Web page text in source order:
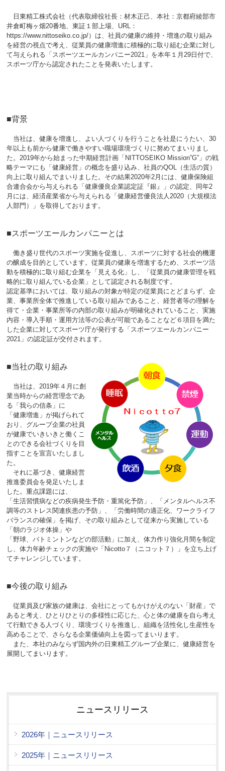
日東精工株式会社（代表取締役社長：材木正己、本社：京都府綾部市
井倉町梅ヶ畑20番地、東証１部上場、URL：
https://www.nittoseiko.co.jp/）は、 社員の健康の維持・増進の取り組み
を経営の視点で考え、従業員の健康増進に積極的に取り組む企業に対し
て与えられる「スポーツエールカンパニー2021」を本年１月29日付で、
スポーツ庁から認定されたことを発表いたします。
■背景
当社は、健康を増進し、よい人づくりを行うことを社是にうたい、30
年以上も前から健康で働きやすい職場環境づくりに努めてまいりまし
た。2019年から始まった中期経営計画「NITTOSEIKO Mission”G”」の戦
略テーマにも「健康経営」の概念を盛り込み、社員のQOL（生活の質）
向上に取り組んでまいりました。その結果2020年2月には、健康保険組
合連合会から与えられる「健康優良企業認定証『銀』」の認定、同年2
月には、経済産業省から与えられる「健康経営優良法人2020（大規模法
人部門）」を取得しております。
■スポーツエールカンパニーとは
働き盛り世代のスポーツ実施を促進し、スポーツに対する社会的機運
の醸成を目的としています。従業員の健康を増進するため、スポーツ活
動を積極的に取り組む企業を「見える化」し、「従業員の健康管理を戦
略的に取り組んでいる企業」として認定される制度です。
認定基準においては、取り組みの対象が特定の従業員にとどまらず、企
業、事業所全体で推進している取り組みであること、経営者等の理解を
得て・企業・事業所等の内部の取り組みが明確化されていること、実施
内容・導入手順・運用方法等の公表が可能であることなど６項目を満た
した企業に対してスポーツ庁が発行する「スポーツエールカンパニー
2021」の認定証が交付されます。
■当社の取り組み
当社は、2019年４月に創
業当時からの経営理念であ
る「我らの信条」に
「健康増進」が掲げられて
おり、グループ企業の社員
が健康でいきいきと働くこ
とのできる会社づくりを目
指すことを宣言いたしまし
た。
それに基づき、健康経営
推進委員会を発足いたしま
した。重点課題には、
「生活習慣病などの疾病発生予防・重篤化予防」、「メンタルヘルス不
調等のストレス関連疾患の予防」、「労働時間の適正化、ワークライフ
バランスの確保」を掲げ、その取り組みとして従来から実施している
「朝のラジオ体操」や
「野球、バトミントンなどの部活動」に加え、体力作り強化月間を制定
し、体力年齢チェックの実施や「Nicotto７（ニコット７）」を立ち上げ
てチャレンジしています。
■今後の取り組み
従業員及び家族の健康は、会社にとってもかけがえのない「財産」で
あると考え、ひとりひとりの多様性に応じた、心と体の健康を自ら考え
て行動できる人づくり、環境づくりを推進し、組織を活性化し生産性を
高めることで、さらなる企業価値向上を図ってまいります。
また、本社のみならず国内外の日東精工グループ企業に、健康経営を
展開してまいります。
ニュースリリース
2026年｜ニュースリリース
2025年｜ニュースリリース